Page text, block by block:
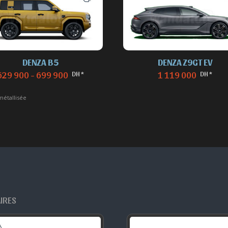
DENZA B5
900 - 699 900 DH *
DENZA Z9GT EV
1 119 000 DH *